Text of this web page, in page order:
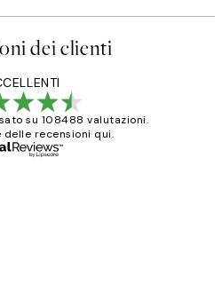
dei clienti
su 108488 valutazioni.
delle recensioni qui.